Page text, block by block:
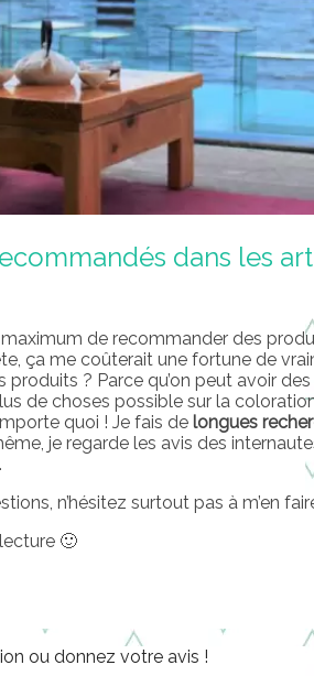
dans les
maximum de recommander des
ça me coûterait une fortune de
produits ? Parce qu’on peut avoir des
de choses possible sur la
quoi ! Je fais de longues
je regarde les avis des
n’hésitez surtout pas à m’en
🙂
ou donnez votre avis !